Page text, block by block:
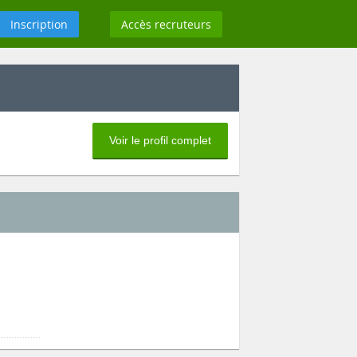
Inscription Accès recruteurs
Voir le profil complet